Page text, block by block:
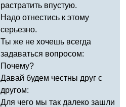
растратить впустую.
Надо отнестись к этому
серьезно.
Ты же не хочешь всегда
задаваться вопросом:
Почему?
Давай будем честны друг с
другом:
Для чего мы так далеко зашли